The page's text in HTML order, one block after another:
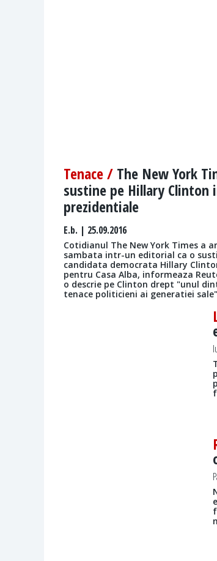
Tenace / The New York
sustine pe Hillary Clinton
prezidentiale
E.b. | 25.09.2016
Cotidianul The New York Times a
sambata intr-un editorial ca o
candidata democrata Hillary
pentru Casa Alba, informeaza
o descrie pe Clinton drept "unul
tenace politicieni ai generatiei